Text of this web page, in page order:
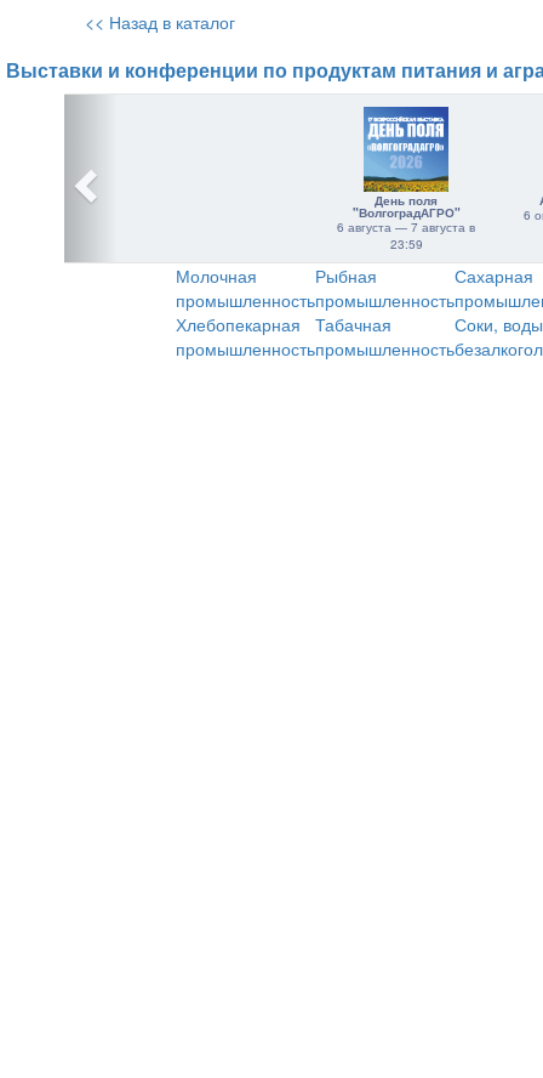
<< Назад в каталог
Выставки и конференции по продуктам питания и
День поля
"ВолгоградАГРО"
6 августа — 7 августа в
23:59
6
Молочная
промышленность
Рыбная
промышленность
Сахарная
Хлебопекарная
промышленность
Табачная
промышленность
Соки,